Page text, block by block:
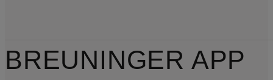
BREUNINGER APP